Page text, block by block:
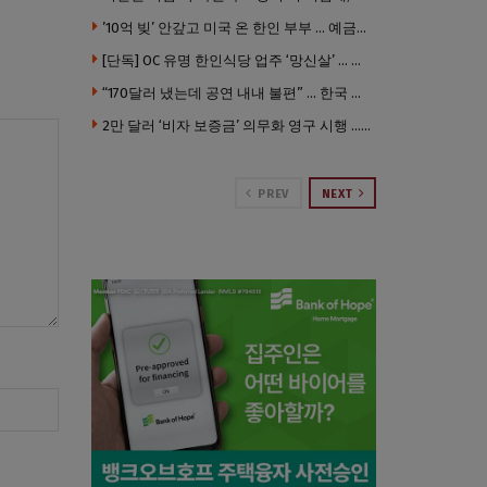
’10억 빚’ 안갚고 미국 온 한인 부부 … 예금보험공사, 미국서 소송
[단독] OC 유명 한인식당 업주 ‘망신살’ … 육류대금 안 갚자 식당서 공개추심
“170달러 냈는데 공연 내내 불편” … 한국 코미디언 LA공연, 음향 불량에 외모 비하 개그 논란
2만 달러 ‘비자 보증금’ 의무화 영구 시행 … 입국 문턱 더 높아진다.
PREV NEXT